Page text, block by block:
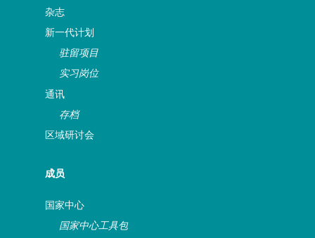
杂志
新一代计划
驻留项目
实习岗位
通讯
存档
区域研讨会
成员
国家中心
国家中心工具包